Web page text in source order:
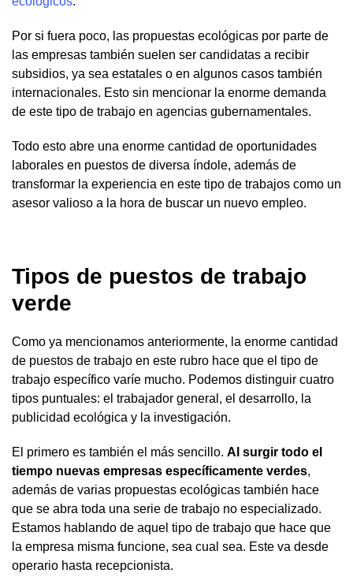
Por si fuera poco, las propuestas ecológicas por parte de
las empresas también suelen ser candidatas a recibir
subsidios, ya sea estatales o en algunos casos también
internacionales. Esto sin mencionar la enorme demanda
de este tipo de trabajo en agencias gubernamentales.
Todo esto abre una enorme cantidad de oportunidades
laborales en puestos de diversa índole, además de
transformar la experiencia en este tipo de trabajos como un
asesor valioso a la hora de buscar un nuevo empleo.
Tipos de puestos de trabajo
verde
Como ya mencionamos anteriormente, la enorme cantidad
de puestos de trabajo en este rubro hace que el tipo de
trabajo específico varíe mucho. Podemos distinguir cuatro
tipos puntuales: el trabajador general, el desarrollo, la
publicidad ecológica y la investigación.
El primero es también el más sencillo. Al surgir todo el
tiempo nuevas empresas específicamente verdes,
además de varias propuestas ecológicas también hace
que se abra toda una serie de trabajo no especializado.
Estamos hablando de aquel tipo de trabajo que hace que
la empresa misma funcione, sea cual sea. Este va desde
operario hasta recepcionista.